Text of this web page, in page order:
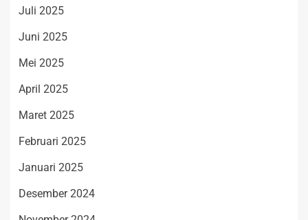
Juli 2025
Juni 2025
Mei 2025
April 2025
Maret 2025
Februari 2025
Januari 2025
Desember 2024